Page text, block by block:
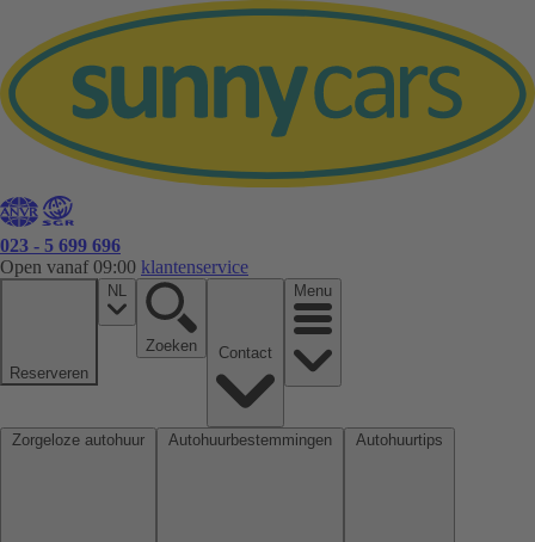
023 - 5 699 696
Open vanaf 09:00 klantenservice
Reserveren
NL
Zoeken
Menu